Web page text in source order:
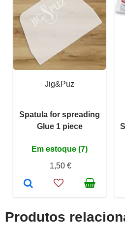
Jig&Puz
Spatula for spreading
Glue 1 piece
Em estoque (7)
1,50 €
Produtos